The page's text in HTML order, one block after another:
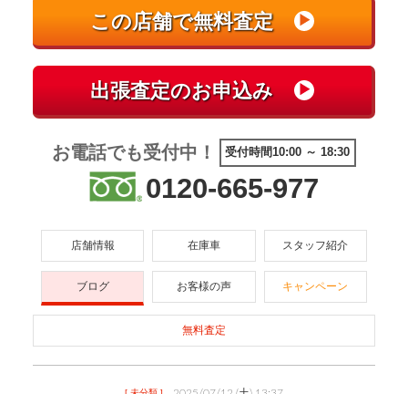
お電話でも受付中！ 受付時間10:00 ～ 18:30
0120-665-977
店舗情報 在庫車 スタッフ紹介
ブログ お客様の声 キャンペーン
無料査定